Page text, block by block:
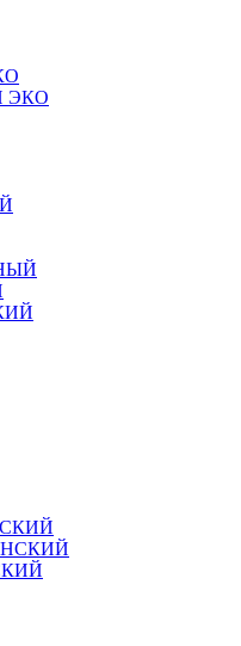
ЭКО